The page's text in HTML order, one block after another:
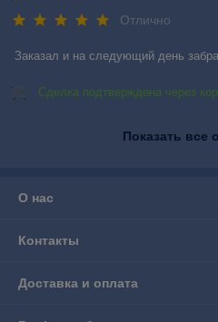
Отлично
Заказал и на следующий день
Сделка подтверждена через
Показать все
О нас
Контакты
Доставка и оплата